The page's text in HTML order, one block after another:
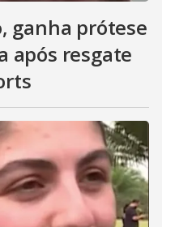
ganha prótese
após resgate